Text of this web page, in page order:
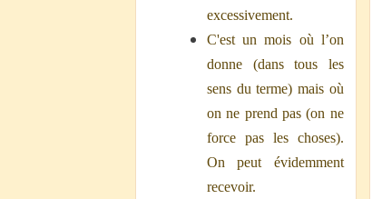
excessivement.
C'est un mois où l’on
donne (dans tous les
sens du terme) mais où
on ne prend pas (on ne
force pas les choses).
On peut évidemment
recevoir.